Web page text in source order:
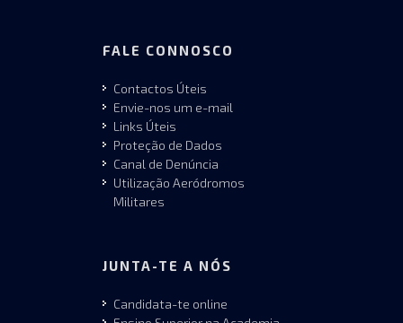
FALE CONNOSCO
Contactos Úteis
Envie-nos um e-mail
Links Úteis
Proteção de Dados
Canal de Denúncia
Utilização Aeródromos
Militares
JUNTA-TE A NÓS
Candidata-te online